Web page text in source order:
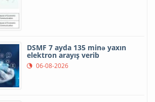
DSMF 7 ayda 135 minə yaxın
elektron arayış verib
06-08-2026